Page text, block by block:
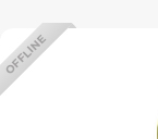
OFFLINE